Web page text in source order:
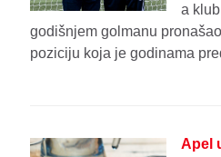
a
godišnjem golmanu
poziciju koja je godinama
Apel